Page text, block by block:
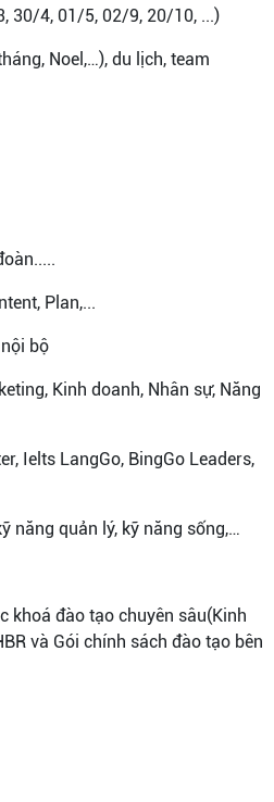
30/4, 01/5, 02/9, 20/10, ...)
Noel,…), du lịch, team
Plan,...
bộ
Kinh doanh, Nhân sự, Năng
Ielts LangGo, BingGo Leaders,
năng quản lý, kỹ năng sống,…
khoá đào tạo chuyên sâu(Kinh
và Gói chính sách đào tạo bên